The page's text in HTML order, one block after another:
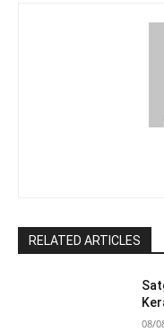
RELATED ARTICLES
08/